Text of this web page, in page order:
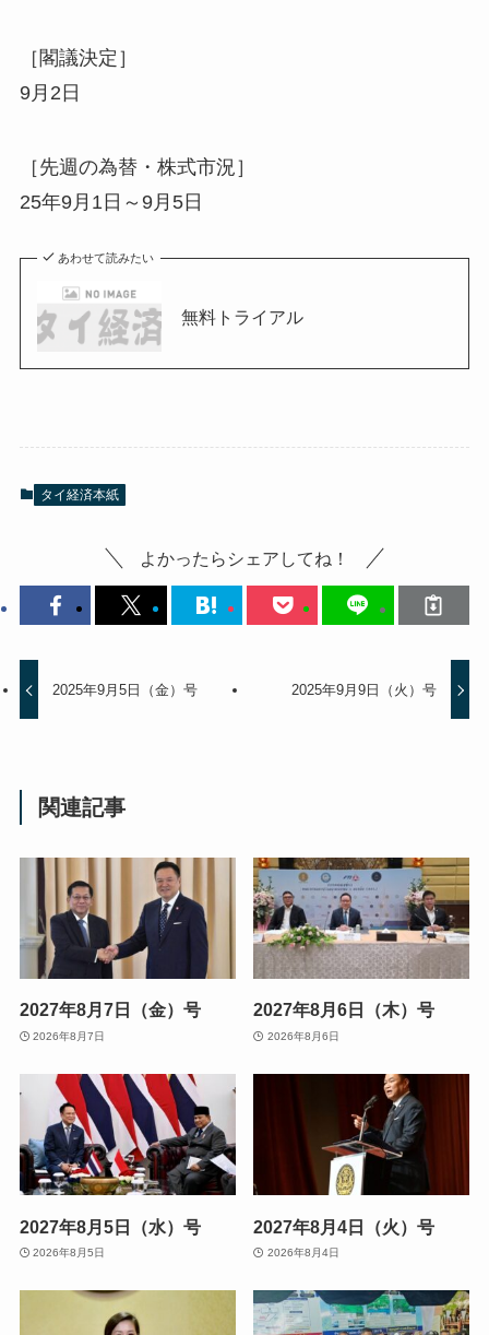
［閣議決定］
9月2日
［先週の為替・株式市況］
25年9月1日～9月5日
あわせて読みたい
無料トライアル
タイ経済本紙
よかったらシェアしてね！
2025年9月5日（金）号 2025年9月9日（火）号
関連記事
2027年8月7日（金）号
2026年8月7日
2027年8月6日（木）号
2026年8月6日
2027年8月5日（水）号
2026年8月5日
2027年8月4日（火）号
2026年8月4日